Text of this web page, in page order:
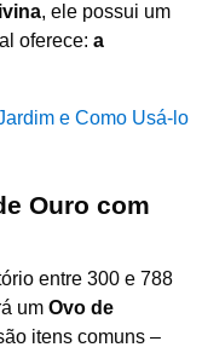
, ele possui um
oferece: a
e Como Usá-lo
Ouro com
entre 300 e 788
um Ovo de
itens comuns –